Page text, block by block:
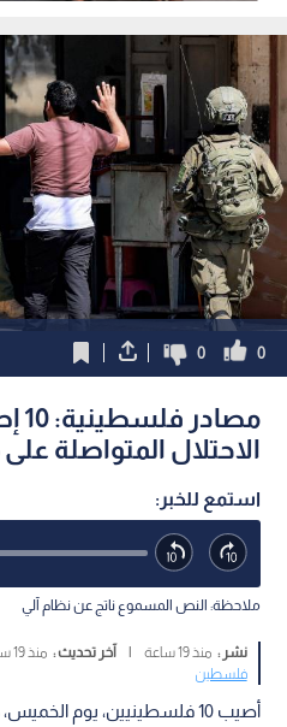
جنين
0
0
الاحتلال المتواصلة
استمع للخبر:
ملاحظة: النص المسموع ناتج عن نظام آلي
نشر : منذ 19 ساعة | آخر تحديث : منذ 19 ساعة
فلسطين
أصيب 10 فلسطينيين، يوم